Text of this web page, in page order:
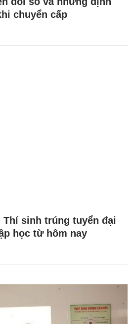
chuyển cấp
Thí sinh trúng tuyển đại
học từ hôm nay